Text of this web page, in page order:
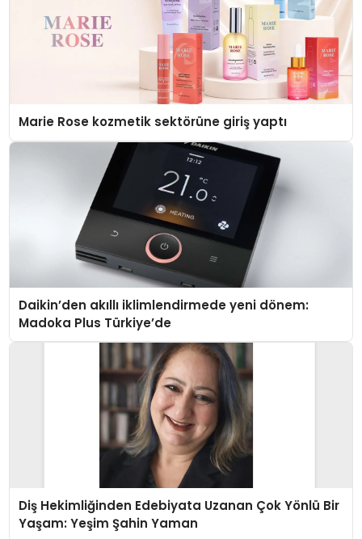
Marie Rose kozmetik sektörüne giriş yaptı
Daikin’den akıllı iklimlendirmede yeni dönem:
Madoka Plus Türkiye’de
Diş Hekimliğinden Edebiyata Uzanan Çok Yönlü Bir
Yaşam: Yeşim Şahin Yaman